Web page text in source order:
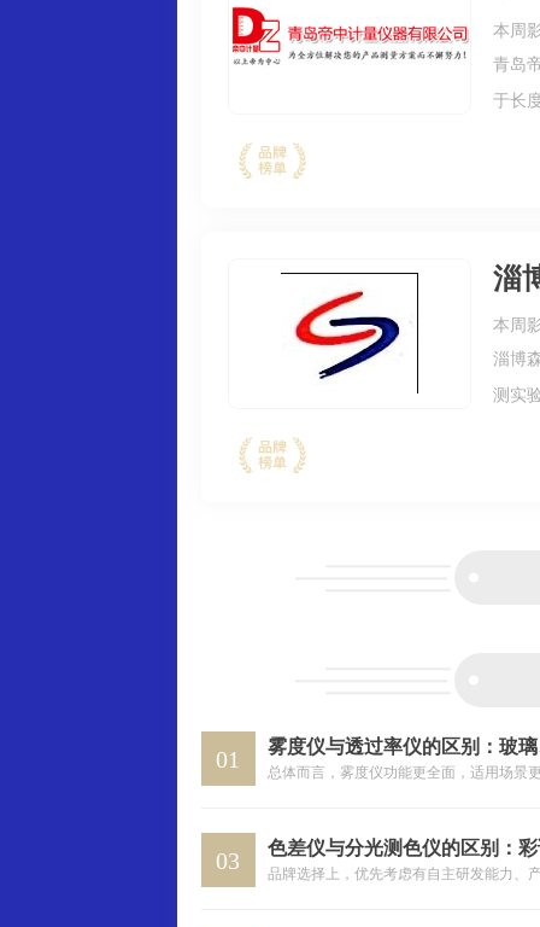
本周
青岛
于长
淄
本周
淄博
测实
01
03